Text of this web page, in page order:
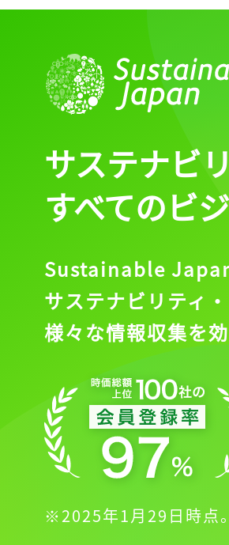
サステナビ
すべてのビ
Sustainable Japan
サステナビリティ
様々な情報収集を
※2025年1月29日時点。